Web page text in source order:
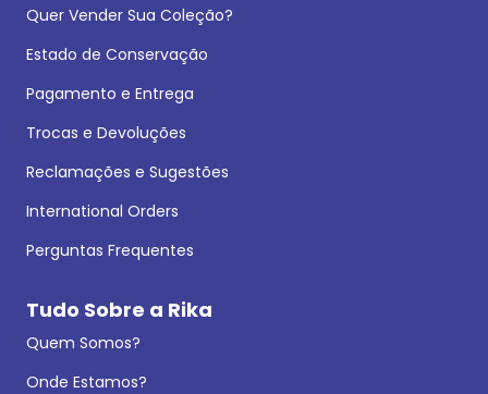
Quer Vender Sua Coleção?
Estado de Conservação
Pagamento e Entrega
Trocas e Devoluções
Reclamações e Sugestões
International Orders
Perguntas Frequentes
Tudo Sobre a Rika
Quem Somos?
Onde Estamos?